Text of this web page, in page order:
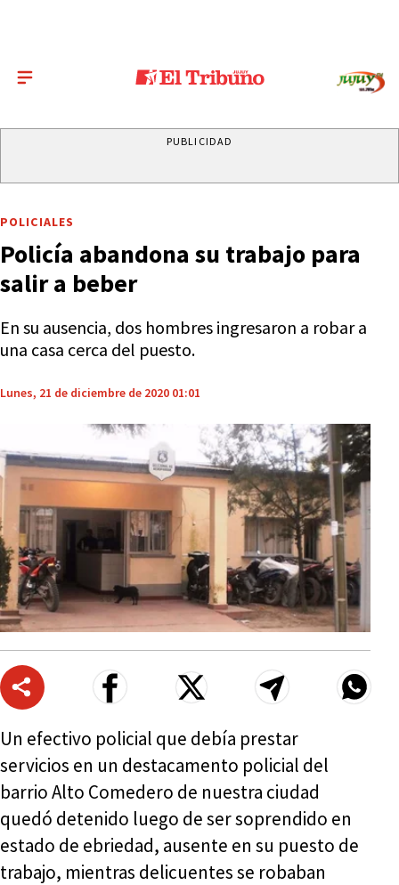
PUBLICIDAD
POLICIALES
Policía abandona su trabajo para
salir a beber
En su ausencia, dos hombres ingresaron a robar a
una casa cerca del puesto.
Lunes, 21 de diciembre de 2020 01:01
Un efectivo policial que debía prestar
servicios en un destacamento policial del
barrio Alto Comedero de nuestra ciudad
quedó detenido luego de ser soprendido en
estado de ebriedad, ausente en su puesto de
trabajo, mientras delicuentes se robaban